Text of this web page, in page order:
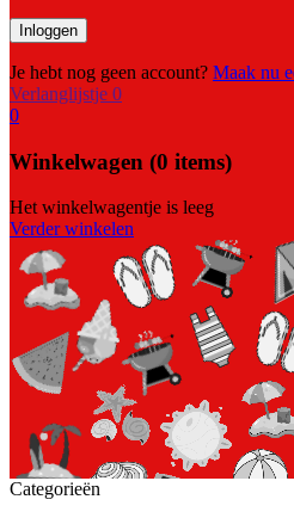
Je hebt nog geen account? Maak nu
Verlanglijstje 0
0
Winkelwagen (0 items)
Het winkelwagentje is leeg
Verder winkelen
Categorieën